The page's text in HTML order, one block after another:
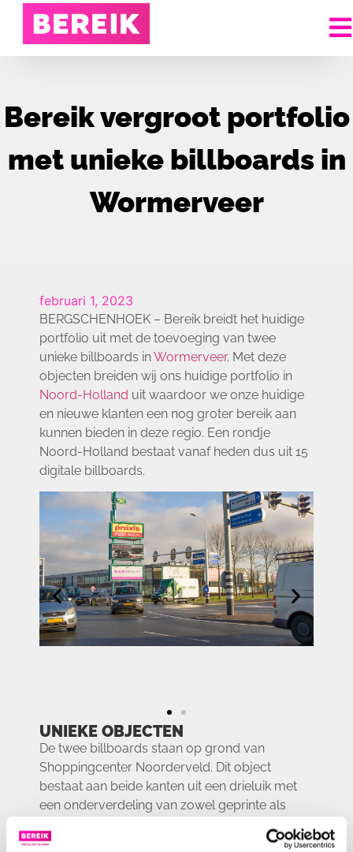
Bereik vergroot portfolio
met unieke billboards in
Wormerveer
februari 1, 2023
BERGSCHENHOEK – Bereik breidt het huidige
portfolio uit met de toevoeging van twee
unieke billboards inWormerveer. Met deze
objecten breiden wij ons huidige portfolio in
Noord-Holland uit waardoor we onze huidige
en nieuwe klanten een nog groter bereik aan
kunnen bieden in deze regio. Een rondje
Noord-Holland bestaat vanaf heden dus uit 15
digitale billboards.
UNIEKE OBJECTEN
De twee billboards staan op grond van
Shoppingcenter Noorderveld. Dit object
bestaat aan beide kanten uit een drieluik met
een onderverdeling van zowel geprinte als
vlakken (print) blijven in het beheer van